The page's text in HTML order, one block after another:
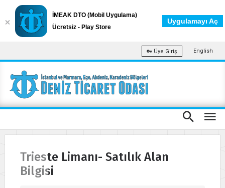
Üye Giriş English
Trieste Limanı- Satılık Alan
Bilgisi
İMEAK DTO (Mobil Uygulama)
Ücretsiz - Play Store
Uygulamayı Aç